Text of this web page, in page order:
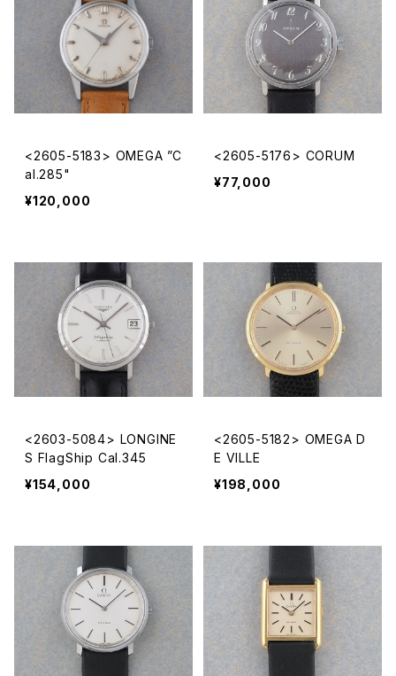
<2605-5183> OMEGA ”C
al.285"
¥120,000
<2605-5176> CORUM
¥77,000
<2603-5084> LONGINE
S FlagShip Cal.345
¥154,000
<2605-5182> OMEGA D
E VILLE
¥198,000